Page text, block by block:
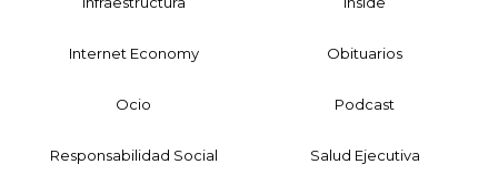
Internet Economy Obituarios
Ocio Podcast
Responsabilidad Social Salud Ejecutiva